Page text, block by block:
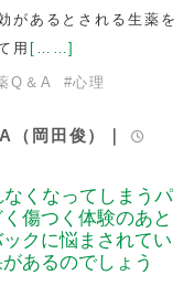
があるとされる生薬を
用 [……]
Q＆A #心理
（岡田俊）｜
なくなってしまうパ
傷つく体験のあと
クに悩まされてい
あるのでしょう